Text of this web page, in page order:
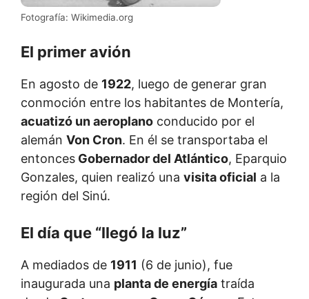
Fotografía: Wikimedia.org
El primer avión
En agosto de 1922, luego de generar gran
conmoción entre los habitantes de Montería,
acuatizó un aeroplano conducido por el
alemán Von Cron. En él se transportaba el
entonces Gobernador del Atlántico, Eparquio
Gonzales, quien realizó una visita oficial a la
región del Sinú.
El día que “llegó la luz”
A mediados de 1911 (6 de junio), fue
inaugurada una planta de energía traída